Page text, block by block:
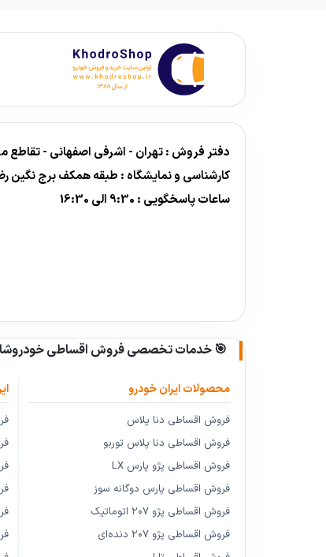
دفتر فروش : تهران - اشرفی اصفهانی - تقاطع مرزداران -
کارشناسی و نمایشگاه : طبقه همکف برج نگین
ساعات پاسخگویی : 9:30 الی 16:30
🎯 خدمات تخصصی فروش اقساطی
محصولات ایران خودرو
فروش اقساطی دنا پلاس
فروش اقساطی دنا پلاس توربو
فروش اقساطی پژو پارس LX
فروش اقساطی پارس دوگانه سوز
فروش اقساطی پژو ۲۰۷ اتوماتیک
فروش اقساطی پژو ۲۰۷ دنده‌ای